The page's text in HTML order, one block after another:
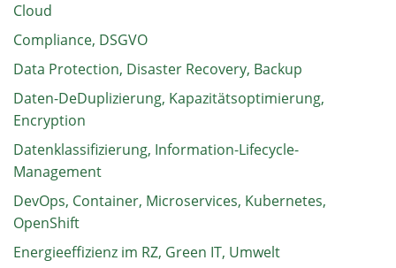
Cloud
Compliance, DSGVO
Data Protection, Disaster Recovery, Backup
Daten-DeDuplizierung, Kapazitätsoptimierung,
Encryption
Datenklassifizierung, Information-Lifecycle-
Management
DevOps, Container, Microservices, Kubernetes,
OpenShift
Energieeffizienz im RZ, Green IT, Umwelt